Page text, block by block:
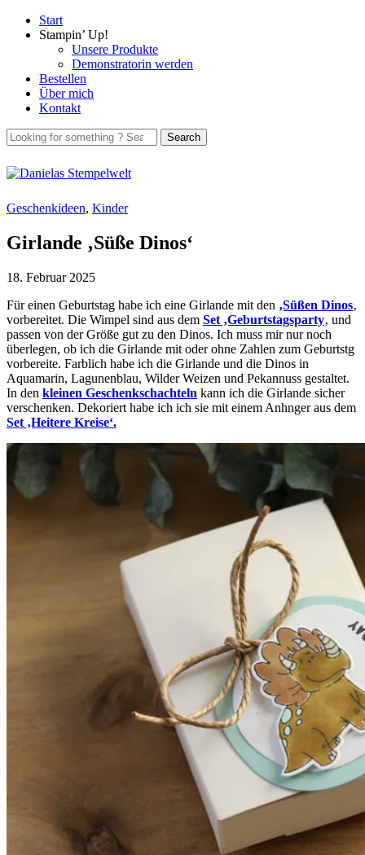
Start
Stampin’ Up!
Unsere Produkte
Demonstratorin werden
Bestellen
Über mich
Kontakt
Geschenkideen, Kinder
Girlande ‚Süße Dinos‘
18. Februar 2025
Für einen Geburtstag habe ich eine Girlande mit den ‚Süßen Dinos‚
vorbereitet. Die Wimpel sind aus dem Set ‚Geburtstagsparty‚ und
passen von der Größe gut zu den Dinos. Ich muss mir nur noch
überlegen, ob ich die Girlande mit oder ohne Zahlen zum Geburtstg
vorbereite. Farblich habe ich die Girlande und die Dinos in
Aquamarin, Lagunenblau, Wilder Weizen und Pekannuss gestaltet.
In den kleinen Geschenkschachteln kann ich die Girlande sicher
verschenken. Dekoriert habe ich ich sie mit einem Anhnger aus dem
Set ‚Heitere Kreise‘.